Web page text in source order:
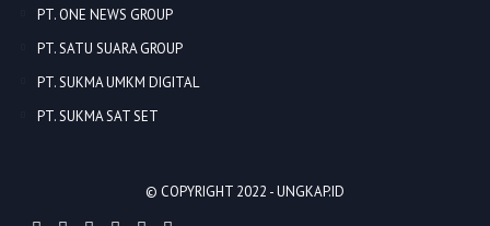
PT. ONE NEWS GROUP
PT. SATU SUARA GROUP
PT. SUKMA UMKM DIGITAL
PT. SUKMA SAT SET
© COPYRIGHT 2022 -UNGKAP.ID